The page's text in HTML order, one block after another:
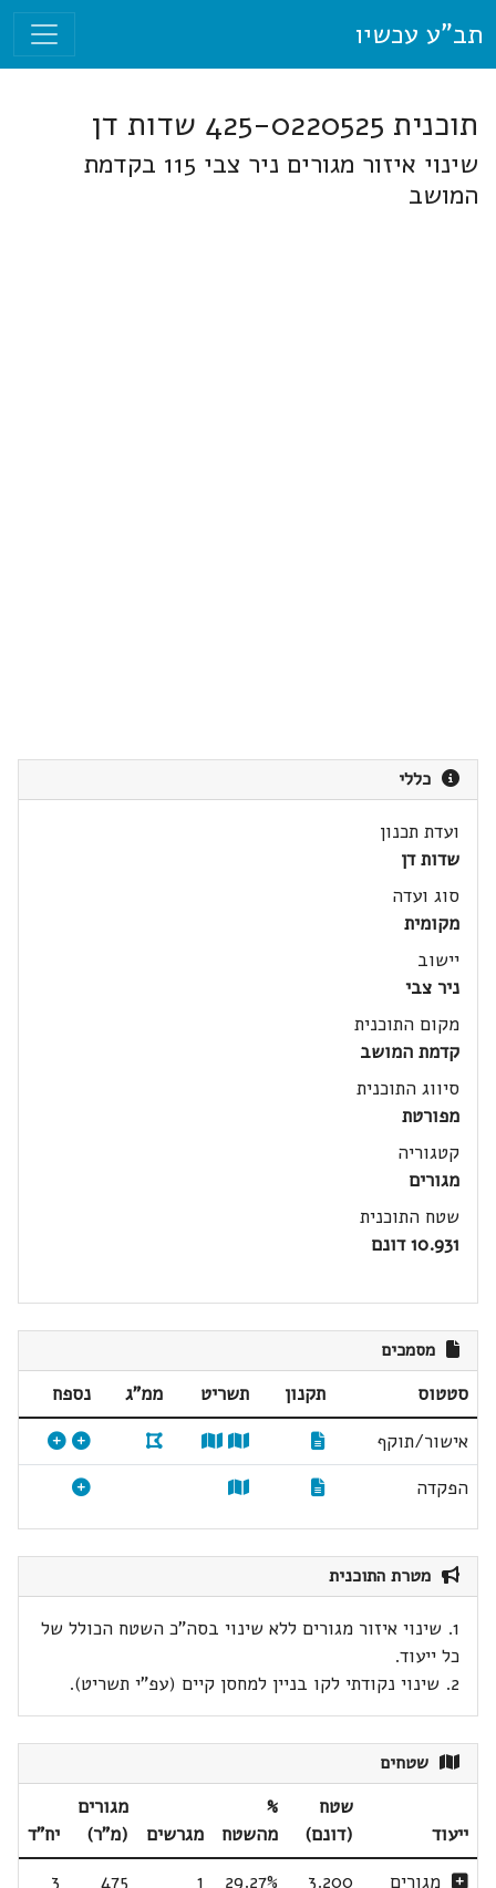
תב"ע עכשיו
תוכנית 425-0220525 שדות דן
שינוי איזור מגורים ניר צבי 115 בקדמת
המושב
כללי
ועדת תכנון
שדות דן
סוג ועדה
מקומית
יישוב
ניר צבי
מקום התוכנית
קדמת המושב
סיווג התוכנית
מפורטת
קטגוריה
מגורים
שטח התוכנית
10.931 דונם
מסמכים
סטטוס תקנון תשריט ממ"ג
נספח
אישור/תוקף
הפקדה
מטרת התוכנית
1. שינוי איזור מגורים ללא שינוי בסה"כ השטח הכולל של
כל ייעוד.
2. שינוי נקודתי לקו בניין למחסן קיים (עפ"י תשריט).
שטחים
ייעוד
שטח
(דונם)
%
מהשטח
מגרשים
מגורים
(מ"ר)
יח"ד
מגורים
3.200
29.27%
1
475
3